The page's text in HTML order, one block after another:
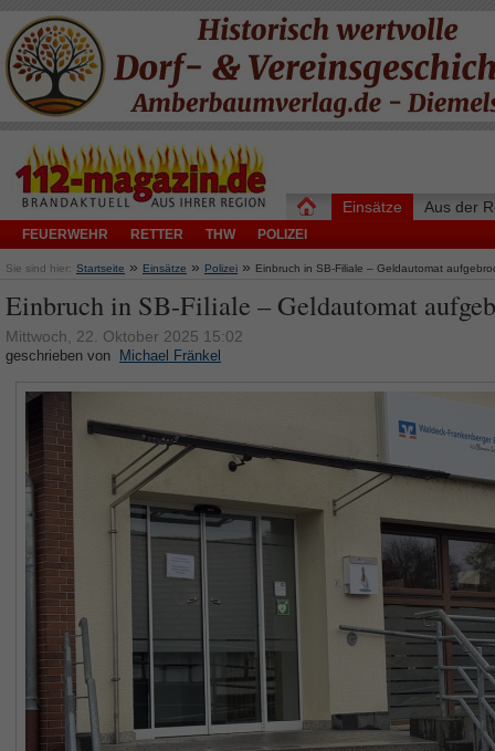
Einsätze
FEUERWEHR RETTER THW POLIZEI
Aus der
Sie sind hier: Startseite » Einsätze » Polizei » Einbruch in SB-Filiale – Geldautomat
Einbruch in SB-Filiale – Geldautomat
Mittwoch, 22. Oktober 2025 15:02
geschrieben von Michael Fränkel